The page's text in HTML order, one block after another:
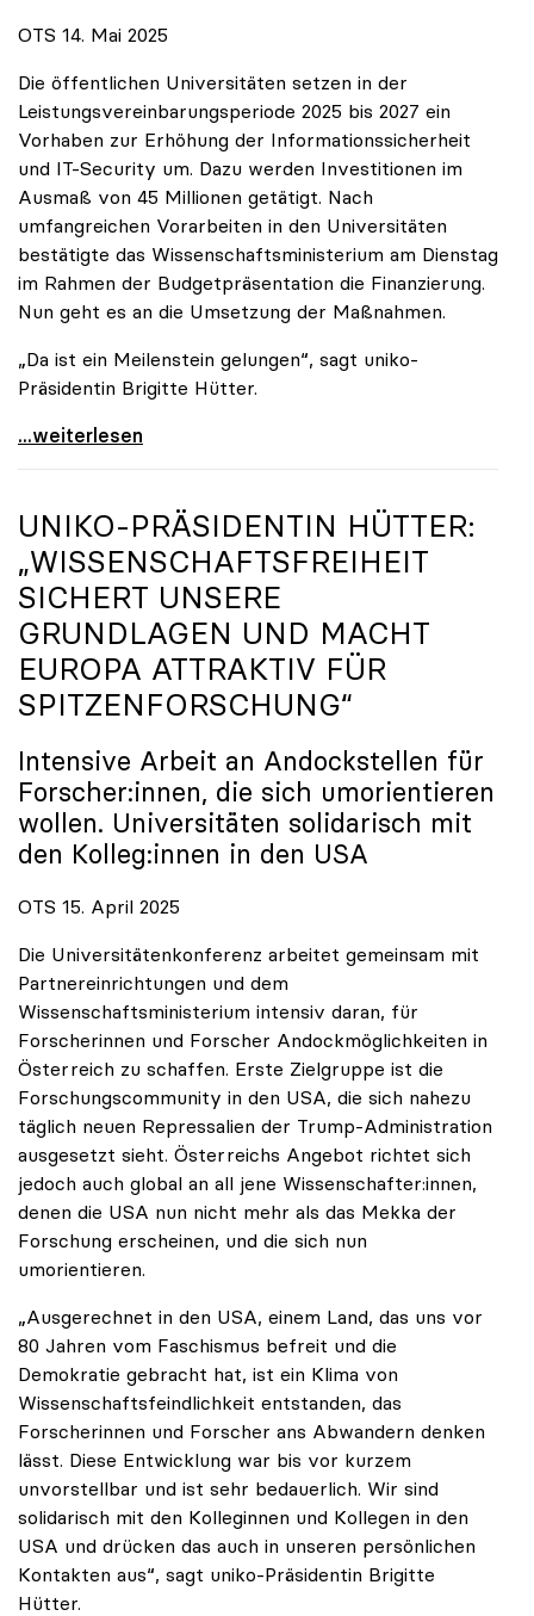
OTS 14. Mai 2025
Die öffentlichen Universitäten setzen in der
Leistungsvereinbarungsperiode 2025 bis 2027 ein
Vorhaben zur Erhöhung der Informationssicherheit
und IT-Security um. Dazu werden Investitionen im
Ausmaß von 45 Millionen getätigt. Nach
umfangreichen Vorarbeiten in den Universitäten
bestätigte das Wissenschaftsministerium am Dienstag
im Rahmen der Budgetpräsentation die Finanzierung.
Nun geht es an die Umsetzung der Maßnahmen.
„Da ist ein Meilenstein gelungen“, sagt uniko-
Präsidentin Brigitte Hütter.
Universitäten wappnen sich gegen zunehmende Gefahr
...weiterlesen
UNIKO-PRÄSIDENTIN HÜTTER:
„WISSENSCHAFTSFREIHEIT
SICHERT UNSERE
GRUNDLAGEN UND MACHT
EUROPA ATTRAKTIV FÜR
SPITZENFORSCHUNG“
Intensive Arbeit an Andockstellen für
Forscher:innen, die sich umorientieren
wollen. Universitäten solidarisch mit
den Kolleg:innen in den USA
OTS 15. April 2025
Die Universitätenkonferenz arbeitet gemeinsam mit
Partnereinrichtungen und dem
Wissenschaftsministerium intensiv daran, für
Forscherinnen und Forscher Andockmöglichkeiten in
Österreich zu schaffen. Erste Zielgruppe ist die
Forschungscommunity in den USA, die sich nahezu
täglich neuen Repressalien der Trump-Administration
ausgesetzt sieht. Österreichs Angebot richtet sich
jedoch auch global an all jene Wissenschafter:innen,
denen die USA nun nicht mehr als das Mekka der
Forschung erscheinen, und die sich nun
umorientieren.
„Ausgerechnet in den USA, einem Land, das uns vor
80 Jahren vom Faschismus befreit und die
Demokratie gebracht hat, ist ein Klima von
Wissenschaftsfeindlichkeit entstanden, das
Forscherinnen und Forscher ans Abwandern denken
lässt. Diese Entwicklung war bis vor kurzem
unvorstellbar und ist sehr bedauerlich. Wir sind
solidarisch mit den Kolleginnen und Kollegen in den
USA und drücken das auch in unseren persönlichen
Kontakten aus“, sagt uniko-Präsidentin Brigitte
Hütter.